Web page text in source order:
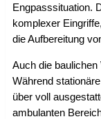
Engpasssituation.
komplexer
die Aufbereitung
Auch die
Während
über voll
ambulanten